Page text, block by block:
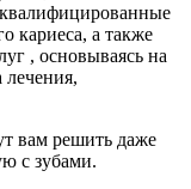
кариеса, а также
, основываясь на
лечения,
вам решить даже
с зубами.